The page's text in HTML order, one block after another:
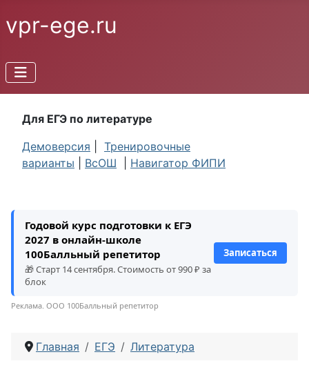
vpr-ege.ru
Для ЕГЭ по литературе
Демоверсия
Тренировочные
варианты
ВсОШ Навигатор ФИПИ
Годовой курс подготовки к ЕГЭ
2027 в онлайн-школе
100Балльный репетитор
🎁 Старт 14 сентября. Стоимость от 990 ₽ за
блок
Записаться
Реклама. ООО 100Балльный репетитор
Главная ЕГЭ Литература